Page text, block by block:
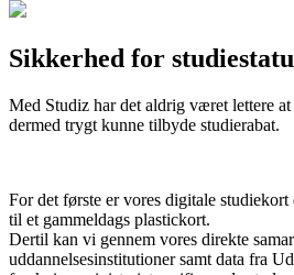
Sikkerhed for
Med Studiz har det aldrig været lettere
dermed trygt kunne tilbyde studierabat.
For det første er vores digitale
til et gammeldags plastickort.
Dertil kan vi gennem vores direkte
uddannelsesinstitutioner samt data fra